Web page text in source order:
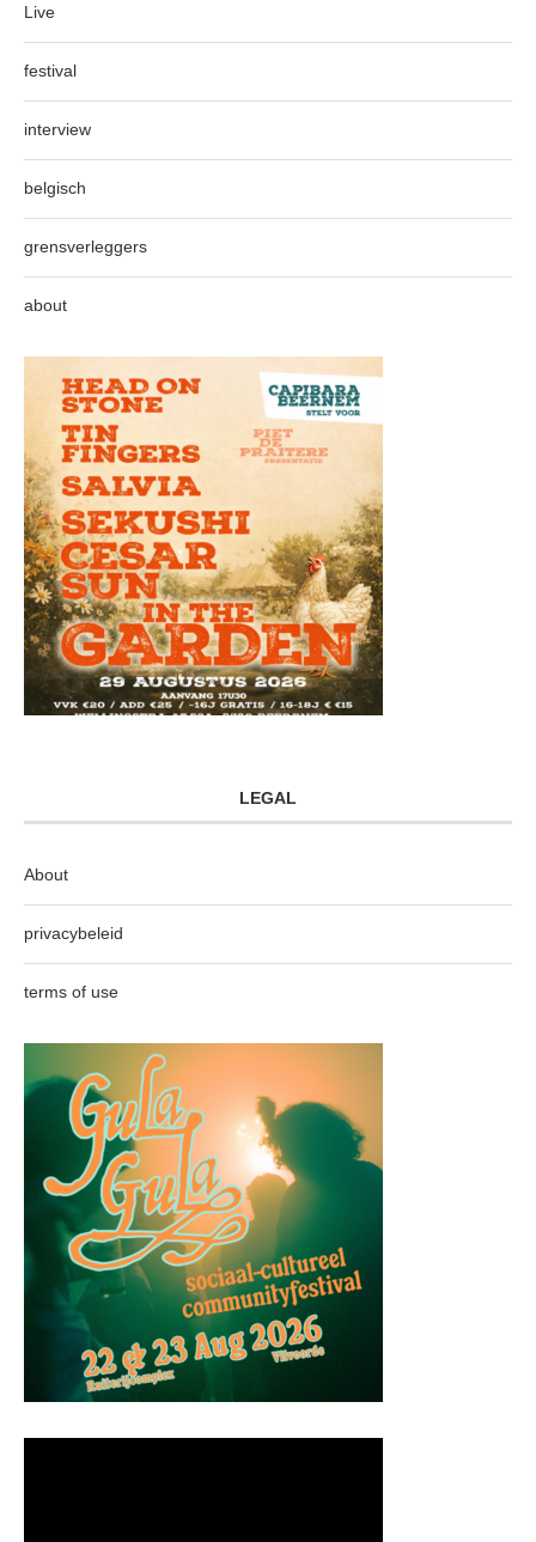
Live
festival
interview
belgisch
grensverleggers
about
LEGAL
About
privacybeleid
terms of use